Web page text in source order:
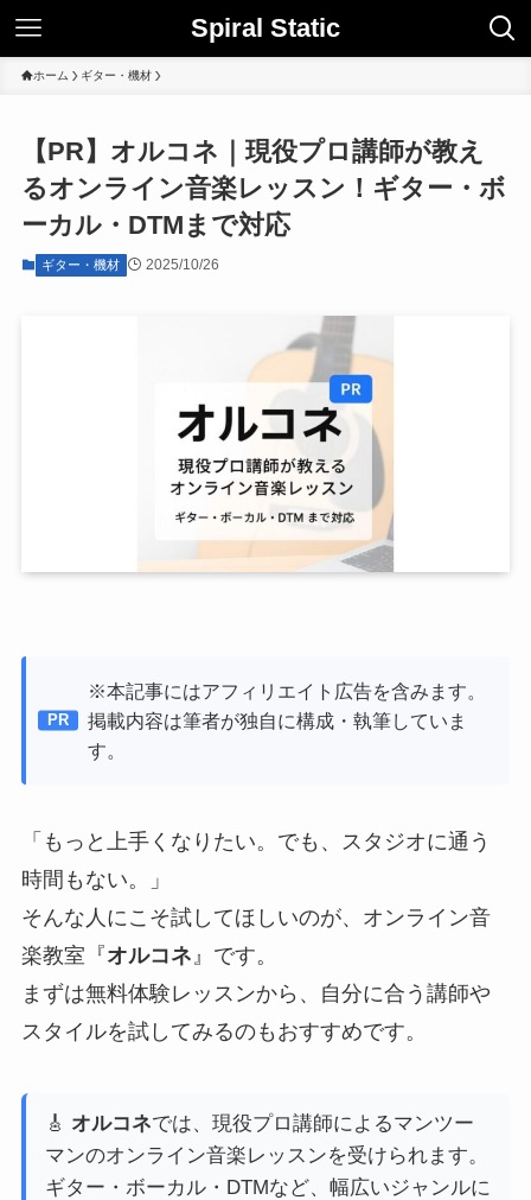
Spiral Static
ホーム ギター・機材
【PR】オルコネ｜現役プロ講師が教え
るオンライン音楽レッスン！ギター・ボ
ーカル・DTMまで対応
ギター・機材 2025/10/26
※本記事にはアフィリエイト広告を含みます。
掲載内容は筆者が独自に構成・執筆していま
す。
「もっと上手くなりたい。でも、スタジオに通う
時間もない。」
そんな人にこそ試してほしいのが、オンライン音
楽教室『オルコネ 』です。
まずは無料体験レッスンから、自分に合う講師や
スタイルを試してみるのもおすすめです。
🎸 オルコネでは、現役プロ講師によるマンツー
マンのオンライン音楽レッスンを受けられます。
ギター・ボーカル・DTMなど、幅広いジャンルに